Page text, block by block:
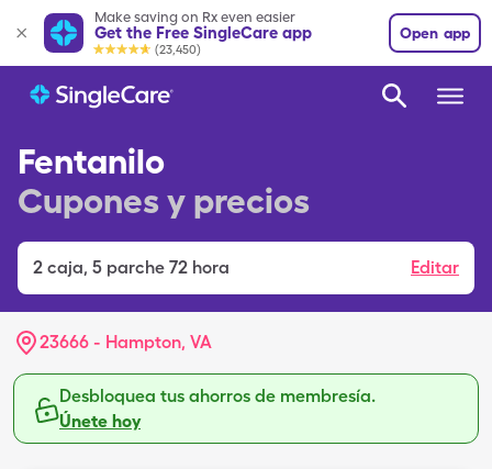
Make saving on Rx even easier
Get the Free SingleCare app
(23,450)
Open app
Fentanilo
Cupones y precios
2 caja, 5 parche 72 hora Editar
23666 - Hampton, VA
Desbloquea tus ahorros de membresía.
Únete hoy